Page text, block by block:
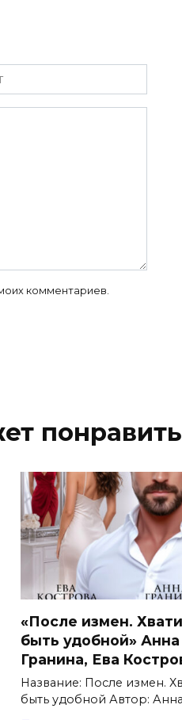
комментариев.
«После измен.
быть удобной» Анна
Гранина, Ева
Название: После измен.
быть удобной Автор: